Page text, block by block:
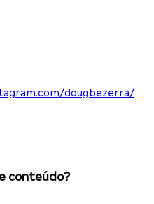
dougbezerra/
conteúdo?